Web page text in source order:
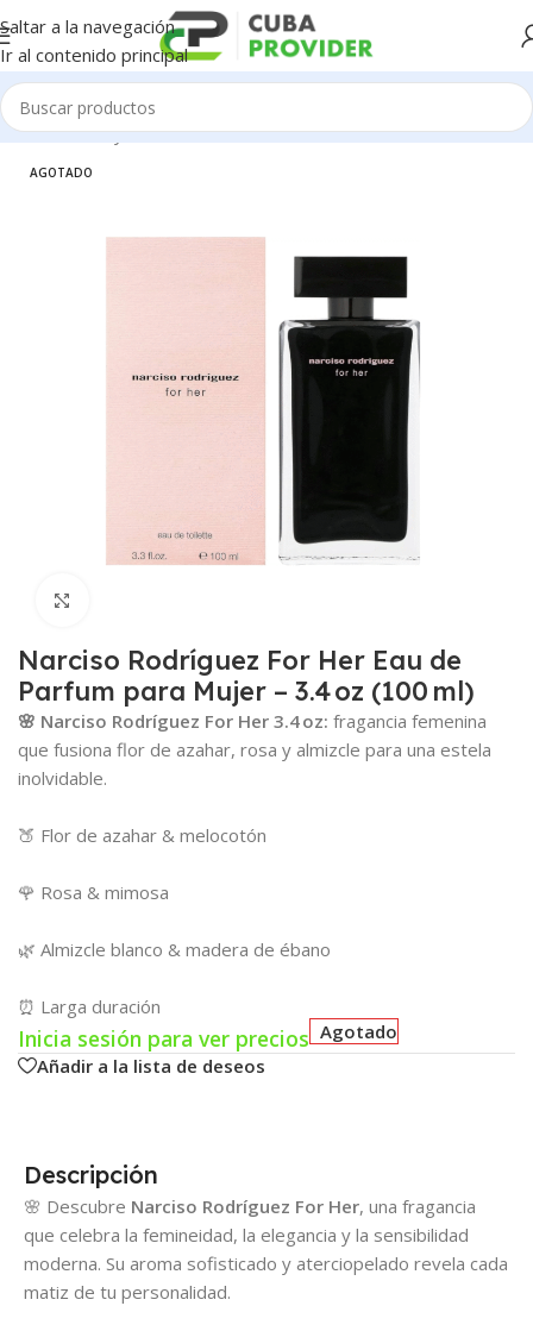
Saltar a la navegación
Ir al contenido principal
Inicio/Salud y Cuidado Personal/Perfumeria
AGOTADO
Narciso Rodríguez For Her Eau de
Parfum para Mujer – 3.4 oz (100 ml)
🌸 Narciso Rodríguez For Her 3.4 oz: fragancia femenina
que fusiona flor de azahar, rosa y almizcle para una estela
inolvidable.
🍑 Flor de azahar & melocotón
🌹 Rosa & mimosa
🌿 Almizcle blanco & madera de ébano
⏰ Larga duración
Inicia sesión para ver precios Agotado
Añadir a la lista de deseos
Descripción
🌸 Descubre Narciso Rodríguez For Her, una fragancia
que celebra la femineidad, la elegancia y la sensibilidad
moderna. Su aroma sofisticado y aterciopelado revela cada
matiz de tu personalidad.